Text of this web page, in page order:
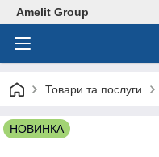
Amelit Group
Товари та послуги
НОВИНКА